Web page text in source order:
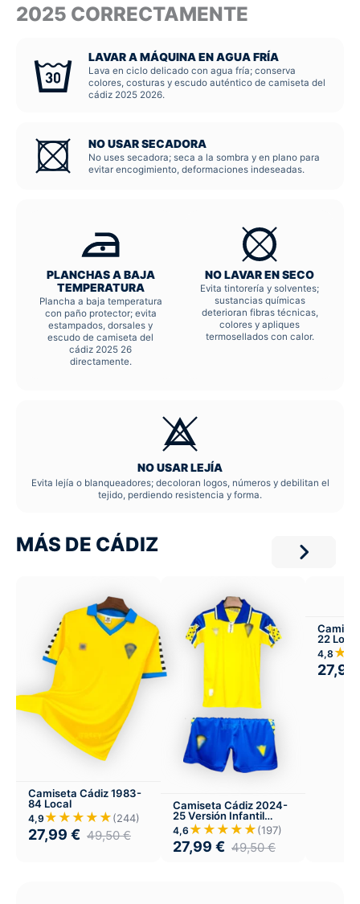
2025 CORRECTAMENTE
LAVAR A MÁQUINA EN AGUA FRÍA
Lava en ciclo delicado con agua fría; conserva
colores, costuras y escudo auténtico de camiseta del
cádiz 2025 2026.
NO USAR SECADORA
No uses secadora; seca a la sombra y en plano para
evitar encogimiento, deformaciones indeseadas.
PLANCHAS A BAJA
TEMPERATURA
Plancha a baja temperatura
con paño protector; evita
estampados, dorsales y
escudo de camiseta del
cádiz 2025 26
directamente.
NO LAVAR EN SECO
Evita tintorería y solventes;
sustancias químicas
deterioran fibras técnicas,
colores y apliques
termosellados con calor.
NO USAR LEJÍA
Evita lejía o blanqueadores; decoloran logos, números y debilitan el
tejido, perdiendo resistencia y forma.
MÁS DE CÁDIZ
Camiseta Cádiz 1983-
84 Local
4,9 ★★★★★(244)
27,99 € 49,50€
Camiseta Cádiz 2024-
25 Versión Infantil
Local
4,6 ★★★★★(197)
27,99 € 49,50€
22 Local
4,8
27,99